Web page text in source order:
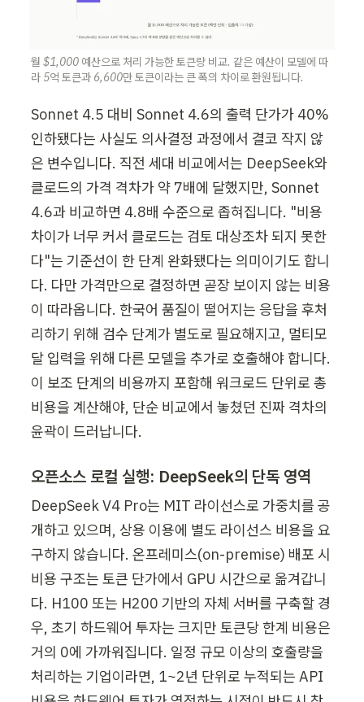
월 $1,000 예산으로 처리 가능한 토큰량 비교. 같은 예산이 모델에 따
라 5억 토큰과 6,600만 토큰이라는 큰 폭의 차이로 환원됩니다.
Sonnet 4.5 대비 Sonnet 4.6의 출력 단가가 40%
인하됐다는 사실도 의사결정 과정에서 결코 작지 않
은 변수입니다. 직전 세대 비교에서는 DeepSeek와
클로드의 가격 격차가 약 7배에 달했지만, Sonnet
4.6과 비교하면 4.8배 수준으로 좁혀집니다. "비용
차이가 너무 커서 클로드는 검토 대상조차 되지 못한
다"는 기준선이 한 단계 완화됐다는 의미이기도 합니
다. 다만 가격만으로 결정하면 곧장 보이지 않는 비용
이 따라옵니다. 한국어 품질이 떨어지는 응답을 후처
리하기 위해 검수 단계가 별도로 필요해지고, 멀티모
달 입력을 위해 다른 모델을 추가로 호출해야 합니다.
이 보조 단계의 비용까지 포함해 워크로드 단위로 총
비용을 계산해야, 단순 비교에서 놓쳤던 진짜 격차의
윤곽이 드러납니다.
오픈소스 로컬 실행: DeepSeek의 단독 영역
DeepSeek V4 Pro는 MIT 라이선스로 가중치를 공
개하고 있으며, 상용 이용에 별도 라이선스 비용을 요
구하지 않습니다. 온프레미스(on-premise) 배포 시
비용 구조는 토큰 단가에서 GPU 시간으로 옮겨갑니
다. H100 또는 H200 기반의 자체 서버를 구축할 경
우, 초기 하드웨어 투자는 크지만 토큰당 한계 비용은
거의 0에 가까워집니다. 일정 규모 이상의 호출량을
처리하는 기업이라면, 1~2년 단위로 누적되는 API